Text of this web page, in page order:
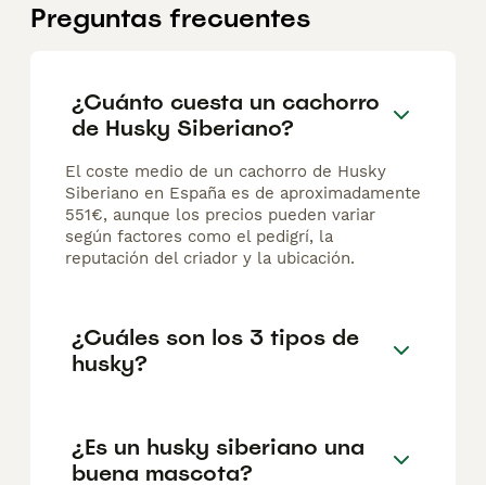
Preguntas frecuentes
¿Cuánto cuesta un cachorro
de Husky Siberiano?
El coste medio de un cachorro de Husky
Siberiano en España es de aproximadamente
551€, aunque los precios pueden variar
según factores como el pedigrí, la
reputación del criador y la ubicación.
¿Cuáles son los 3 tipos de
husky?
¿Es un husky siberiano una
buena mascota?